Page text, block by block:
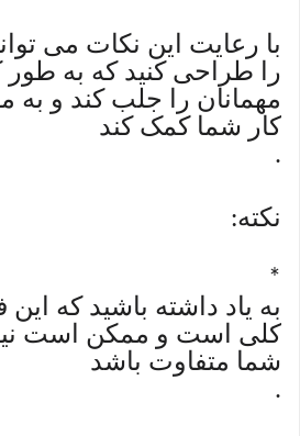
با رعایت این نکات می
را طراحی کنید که به
مهمانان را جلب کند و
کار شما کمک کند
.
نکته:
*
به یاد داشته باشید که
کلی است و ممکن است
شما متفاوت باشد
.